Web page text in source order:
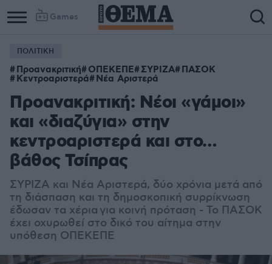
Games
ΠΟΛΙΤΙΚΗ
Προανακριτική ΟΠΕΚΕΠΕ ΣΥΡΙΖΑ ΠΑΣΟΚ
Κεντροαριστερά Νέα Αριστερά
Προανακριτική: Νέοι «γάμοι»
και «διαζύγια» στην
κεντροαριστερά και στο…
βάθος Τσίπρας
ΣΥΡΙΖΑ και Νέα Αριστερά, δύο χρόνια μετά από
τη διάσπαση και τη δημοσκοπική συρρίκνωση
έδωσαν τα χέρια για κοινή πρόταση - Το ΠΑΣΟΚ
έχει οχυρωθεί στο δικό του αίτημα στην
υπόθεση ΟΠΕΚΕΠΕ